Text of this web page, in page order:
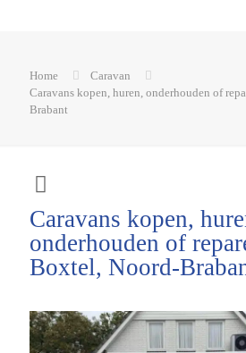
Home
Caravan
Caravans kopen, huren, onderhouden of
Brabant
Caravans kopen,
onderhouden of
Boxtel, Noord-